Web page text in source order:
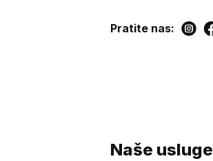
Pratite nas:
Naše usluge